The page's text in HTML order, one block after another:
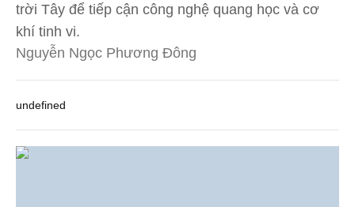
trời Tây để tiếp cận công nghệ quang học và cơ
khí tinh vi.
Nguyễn Ngọc Phương Đông
undefined